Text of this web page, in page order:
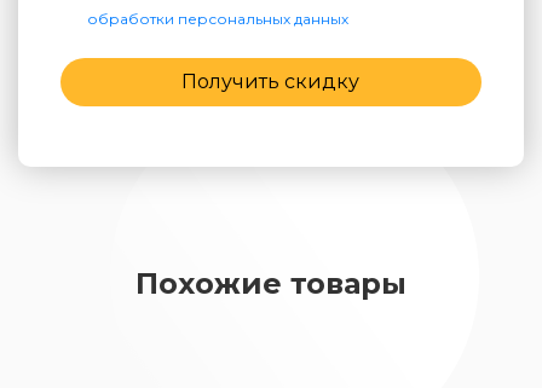
обработки персональных данных
Получить скидку
Похожие товары